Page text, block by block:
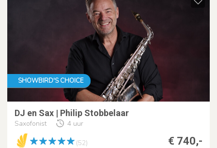
SHOWBIRD'S CHOICE
DJ en Sax | Philip Stobbelaar
Saxofonist 4 uur
€ 740,-
(52)